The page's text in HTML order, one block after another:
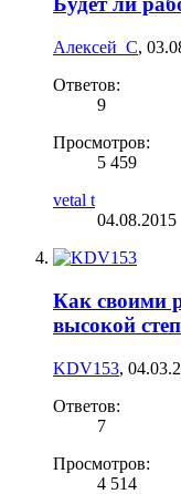
Алексей_С,
Ответов:
9
Просмотров:
5 459
vetal t
04.08.2015
Как своими
высокой
KDV153,
Ответов:
7
Просмотров:
4 514